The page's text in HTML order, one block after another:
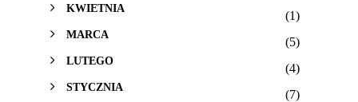
KWIETNIA
(1)
MARCA
(5)
LUTEGO
(4)
STYCZNIA
(7)